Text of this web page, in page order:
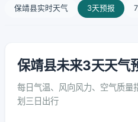
保靖县实时天气 3天预报
保靖县未来3天天气
每日气温、风向风力、空气质量
划三日出行